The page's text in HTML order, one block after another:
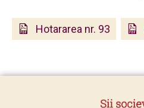
Hotararea nr. 93